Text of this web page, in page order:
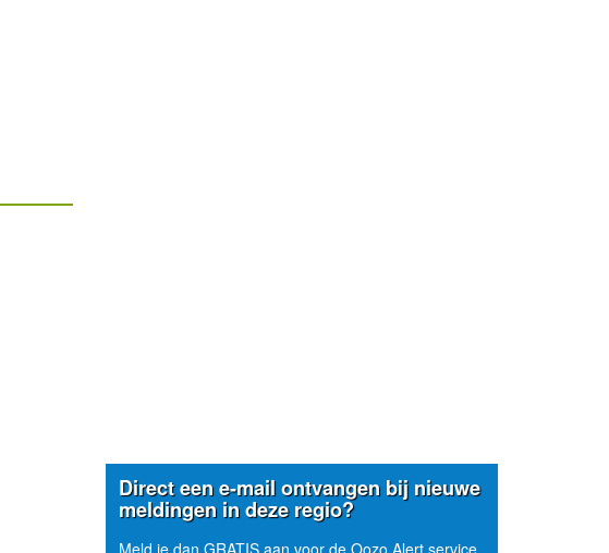
Direct een e-mail ontvangen bij nieuwe
meldingen in deze regio?
Meld je dan GRATIS aan voor de Oozo Alert service